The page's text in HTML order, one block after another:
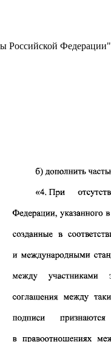
Российской Федерации"